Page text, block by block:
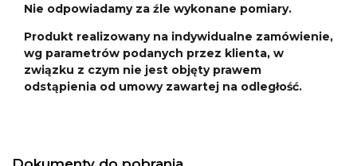
Nie odpowiadamy za źle wykonane pomiary.
Produkt realizowany na indywidualne zamówienie,
wg parametrów podanych przez klienta, w
związku z czym nie jest objęty prawem
odstąpienia od umowy zawartej na odległość.